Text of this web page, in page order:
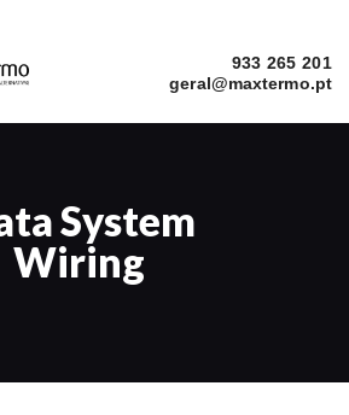
933 265 201
System
Wiring